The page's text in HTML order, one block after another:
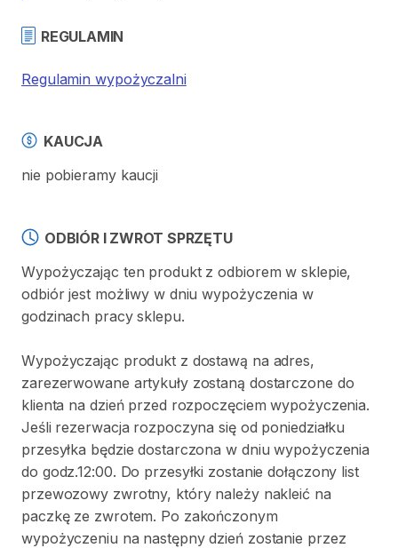
REGULAMIN
Regulamin wypożyczalni
KAUCJA
nie pobieramy kaucji
ODBIÓR I ZWROT SPRZĘTU
Wypożyczając ten produkt z odbiorem w sklepie,
odbiór jest możliwy w dniu wypożyczenia w
godzinach pracy sklepu.
Wypożyczając produkt z dostawą na adres,
zarezerwowane artykuły zostaną dostarczone do
klienta na dzień przed rozpoczęciem wypożyczenia.
Jeśli rezerwacja rozpoczyna się od poniedziałku
przesyłka będzie dostarczona w dniu wypożyczenia
do godz.12:00. Do przesyłki zostanie dołączony list
przewozowy zwrotny, który należy nakleić na
paczkę ze zwrotem. Po zakończonym
wypożyczeniu na następny dzień zostanie przez